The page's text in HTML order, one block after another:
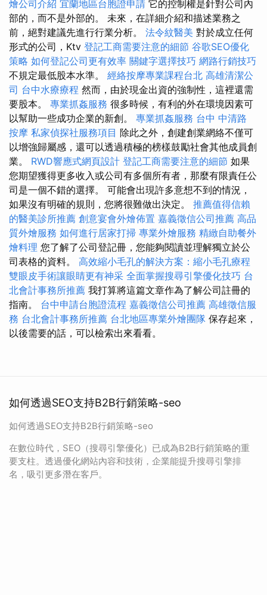
燴公司介紹 宜蘭地區台胞證申請 它的控制權是針對公司內
部的，而不是外部的。 未來，在詳細介紹和描述業務之
前，絕對建議先進行行業分析。 法令紋醫美 對於成立任何
形式的公司，Ktv 登記工商需要注意的細節 谷歌SEO優化
策略 如何登記公司更有效率 關鍵字選擇技巧 網路行銷技巧
不規定最低股本水準。 經絡按摩專業課程台北 高雄清潔公
司 台中水療療程 然而，由於現金出資的強制性，這裡還需
要股本。 專業抓姦服務 很多時候，有利的外在環境因素可
以幫助一些成功企業的新創。 專業抓姦服務 台中 中清路
按摩 私家偵探社服務項目 除此之外，創建創業網絡不僅可
以增強歸屬感，還可以透過積極的榜樣鼓勵社會其他成員創
業。 RWD響應式網頁設計 登記工商需要注意的細節 如果
您期望獲得更多收入或公司有多個所有者，那麼有限責任公
司是一個不錯的選擇。 可能會出現許多意想不到的情況，
如果沒有明確的規則，您將很難做出決定。 推薦值得信賴
的醫美診所推薦 創意宴會外燴佈置 嘉義徵信公司推薦 高品
質外燴服務 如何進行居家打掃 專業外燴服務 精緻自助餐外
燴料理 您了解了公司登記冊，您能夠閱讀並理解獨立於公
司表格的資料。 高效縮小毛孔的解決方案：縮小毛孔療程
雙眼皮手術讓眼睛更有神采 全面掌握搜尋引擎優化技巧 台
北會計事務所推薦 我打算將這篇文章作為了解公司註冊的
指南。 台中申請台胞證流程 嘉義徵信公司推薦 高雄徵信服
務 台北會計事務所推薦 台北地區專業外燴團隊 保存起來，
以後需要的話，可以檢索出來看看。
如何透過SEO支持B2B行銷策略-seo
如何透過SEO支持B2B行銷策略-seo
在數位時代，SEO（搜尋引擎優化）已成為B2B行銷策略的重
要支柱。透過優化網站內容和技術，企業能提升搜尋引擎排
名，吸引更多潛在客戶。